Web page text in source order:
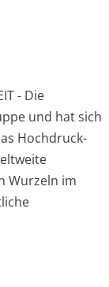
- Die
und hat sich
Hochdruck-
Wurzeln im